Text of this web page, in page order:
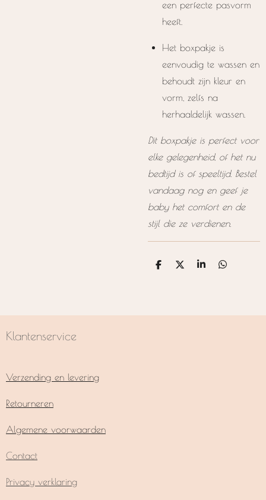
een perfecte pasvorm
heeft.
Het boxpakje is
eenvoudig te wassen en
behoudt zijn kleur en
vorm, zelfs na
herhaaldelijk wassen.
Dit boxpakje is perfect voor
elke gelegenheid, of het nu
bedtijd is of speeltijd. Bestel
vandaag nog en geef je
baby het comfort en de
stijl die ze verdienen.
D
D
S
D
Klantenservice
Verzending en levering
Retourneren
Algemene voorwaarden
Contact
Privacy verklaring